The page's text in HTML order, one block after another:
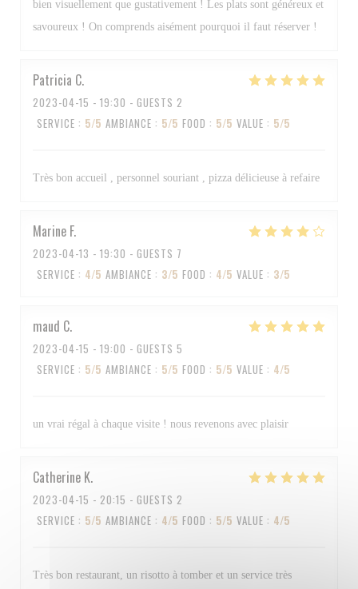
bien visuellement que gustativement ! Les plats sont généreux et
savoureux ! On comprends aisément pourquoi il faut réserver !
Patricia C
2023-04-15 - 19:30 - GUESTS 2
SERVICE : 5/5 AMBIANCE : 5/5 FOOD : 5/5 VALUE : 5/5
Très bon accueil , personnel souriant , pizza délicieuse à refaire
Marine F
2023-04-13 - 19:30 - GUESTS 7
SERVICE : 4/5 AMBIANCE : 3/5 FOOD : 4/5 VALUE : 3/5
maud C
2023-04-15 - 19:00 - GUESTS 5
SERVICE : 5/5 AMBIANCE : 5/5 FOOD : 5/5 VALUE : 4/5
un vrai régal à chaque visite ! nous revenons avec plaisir
Catherine K
2023-04-15 - 20:15 - GUESTS 2
SERVICE : 5/5 AMBIANCE : 4/5 FOOD : 5/5 VALUE : 4/5
Très bon restaurant, un risotto à tomber et un service très